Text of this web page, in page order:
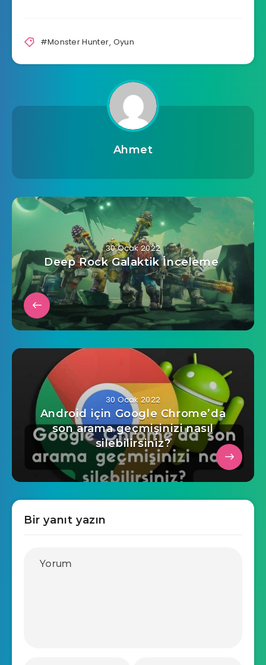
#Monster Hunter, Oyun
Ahmet
30 Ocak 2022
Deep Rock Galaktik İnceleme
30 Ocak 2022
Android için Google Chrome’da
son arama geçmişinizi nasıl
silebilirsiniz?
Bir yanıt yazın